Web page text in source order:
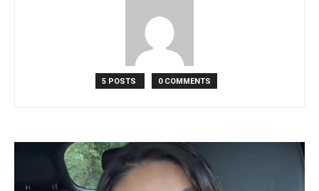
svijeta
5 POSTS 0 COMMENTS